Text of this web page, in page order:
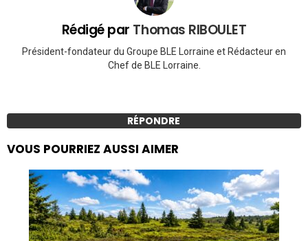
Rédigé par Thomas RIBOULET
Président-fondateur du Groupe BLE Lorraine et Rédacteur en
Chef de BLE Lorraine.
RÉPONDRE
VOUS POURRIEZ AUSSI AIMER